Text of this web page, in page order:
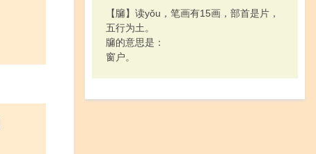
【牖】读yǒu，笔画有15画，部首是片，
五行为土。
牖的意思是：
窗户。